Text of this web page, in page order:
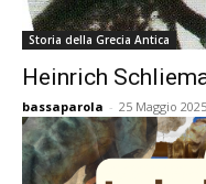
Storia della Grecia Antica
Heinrich
bassaparola - 25 Maggio 2025